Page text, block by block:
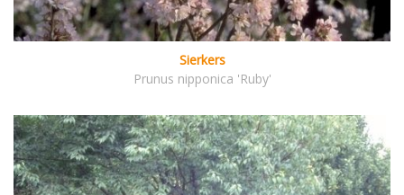
Sierkers
Prunus nipponica 'Ruby'